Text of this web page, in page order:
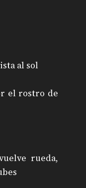
al sol
el rostro de
rueda,